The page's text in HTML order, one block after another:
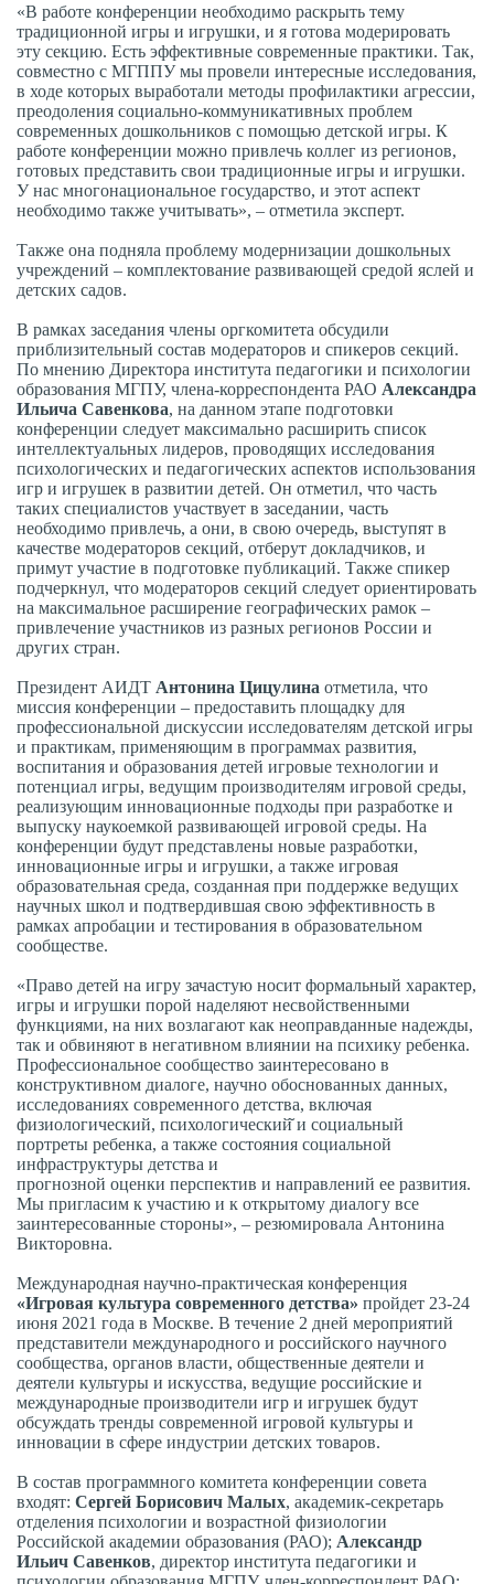
«В работе конференции необходимо раскрыть тему
традиционной игры и игрушки, и я готова модерировать
эту секцию. Есть эффективные современные практики. Так,
совместно с МГППУ мы провели интересные исследования,
в ходе которых выработали методы профилактики агрессии,
преодоления социально-коммуникативных проблем
современных дошкольников с помощью детской игры. К
работе конференции можно привлечь коллег из регионов,
готовых представить свои традиционные игры и игрушки.
У нас многонациональное государство, и этот аспект
необходимо также учитывать», – отметила эксперт.
Также она подняла проблему модернизации дошкольных
учреждений – комплектование развивающей средой яслей и
детских садов.
В рамках заседания члены оргкомитета обсудили
приблизительный состав модераторов и спикеров секций.
По мнению Директора института педагогики и психологии
образования МГПУ, члена-корреспондента РАО Александра
Ильича Савенкова, на данном этапе подготовки
конференции следует максимально расширить список
интеллектуальных лидеров, проводящих исследования
психологических и педагогических аспектов использования
игр и игрушек в развитии детей. Он отметил, что часть
таких специалистов участвует в заседании, часть
необходимо привлечь, а они, в свою очередь, выступят в
качестве модераторов секций, отберут докладчиков, и
примут участие в подготовке публикаций. Также спикер
подчеркнул, что модераторов секций следует ориентировать
на максимальное расширение географических рамок –
привлечение участников из разных регионов России и
других стран.
Президент АИДТ Антонина Цицулина отметила, что
миссия конференции – предоставить площадку для
профессиональной дискуссии исследователям детской игры
и практикам, применяющим в программах развития,
воспитания и образования детей игровые технологии и
потенциал игры, ведущим производителям игровой среды,
реализующим инновационные подходы при разработке и
выпуску наукоемкой развивающей игровой среды. На
конференции будут представлены новые разработки,
инновационные игры и игрушки, а также игровая
образовательная среда, созданная при поддержке ведущих
научных школ и подтвердившая свою эффективность в
рамках апробации и тестирования в образовательном
сообществе.
«Право детей на игру зачастую носит формальный характер,
игры и игрушки порой наделяют несвойственными
функциями, на них возлагают как неоправданные надежды,
так и обвиняют в негативном влиянии на психику ребенка.
Профессиональное сообщество заинтересовано в
конструктивном диалоге, научно обоснованных данных,
исследованиях современного детства, включая
физиологический, психологический̆ и социальный
портреты ребенка, а также состояния социальной
инфраструктуры детства и
прогнозной оценки перспектив и направлений ее развития.
Мы пригласим к участию и к открытому диалогу все
заинтересованные стороны», – резюмировала Антонина
Викторовна.
Международная научно-практическая конференция
«Игровая культура современного детства» пройдет 23-24
июня 2021 года в Москве. В течение 2 дней мероприятий
представители международного и российского научного
сообщества, органов власти, общественные деятели и
деятели культуры и искусства, ведущие российские и
международные производители игр и игрушек будут
обсуждать тренды современной игровой культуры и
инновации в сфере индустрии детских товаров.
В состав программного комитета конференции совета
входят: Сергей Борисович Малых, академик-секретарь
отделения психологии и возрастной физиологии
Российской академии образования (РАО); Александр
Ильич Савенков, директор института педагогики и